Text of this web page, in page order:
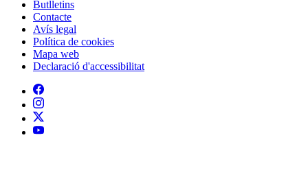
Peu
Butlletins
Contacte
Avís legal
Política de cookies
Mapa web
Declaració d'accessibilitat